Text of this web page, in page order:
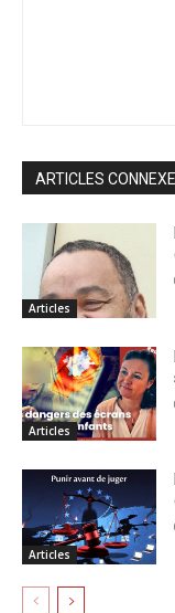
ARTICLES
Articles
Articles
Articles